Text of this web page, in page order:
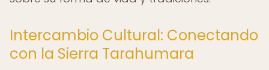
Intercambio Cultural: Conectando
con la Sierra Tarahumara